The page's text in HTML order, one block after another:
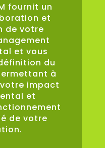
fournit un
et
de votre
et vous
du
à
impact
et
de votre